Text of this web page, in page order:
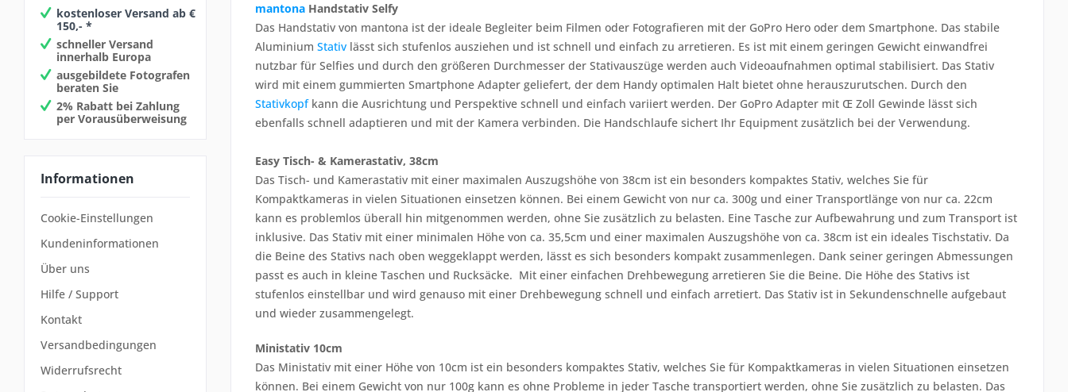
kostenloser Versand ab €
150,- *
schneller Versand
innerhalb Europa
ausgebildete Fotografen
beraten Sie
2% Rabatt bei Zahlung
per Vorausüberweisung
Informationen
Cookie-Einstellungen
Kundeninformationen
Über uns
Hilfe / Support
Kontakt
Versandbedingungen
Widerrufsrecht
mantona Handstativ Selfy
Das Handstativ von mantona ist der ideale Begleiter beim Filmen oder Fotografieren mit der GoPro Hero oder dem Smartphone. Das stabile
Aluminium Stativ lässt sich stufenlos ausziehen und ist schnell und einfach zu arretieren. Es ist mit einem geringen Gewicht einwandfrei
nutzbar für Selfies und durch den größeren Durchmesser der Stativauszüge werden auch Videoaufnahmen optimal stabilisiert. Das Stativ
wird mit einem gummierten Smartphone Adapter geliefert, der dem Handy optimalen Halt bietet ohne herauszurutschen. Durch den
Stativkopfkann die Ausrichtung und Perspektive schnell und einfach variiert werden. Der GoPro Adapter mit Œ Zoll Gewinde lässt sich
ebenfalls schnell adaptieren und mit der Kamera verbinden. Die Handschlaufe sichert Ihr Equipment zusätzlich bei der Verwendung.
Easy Tisch- & Kamerastativ, 38cm
Das Tisch- und Kamerastativ mit einer maximalen Auszugshöhe von 38cm ist ein besonders kompaktes Stativ, welches Sie für
Kompaktkameras in vielen Situationen einsetzen können. Bei einem Gewicht von nur ca. 300g und einer Transportlänge von nur ca. 22cm
kann es problemlos überall hin mitgenommen werden, ohne Sie zusätzlich zu belasten. Eine Tasche zur Aufbewahrung und zum Transport ist
inklusive. Das Stativ mit einer minimalen Höhe von ca. 35,5cm und einer maximalen Auszugshöhe von ca. 38cm ist ein ideales Tischstativ. Da
die Beine des Stativs nach oben weggeklappt werden, lässt es sich besonders kompakt zusammenlegen. Dank seiner geringen Abmessungen
passt es auch in kleine Taschen und Rucksäcke. Mit einer einfachen Drehbewegung arretieren Sie die Beine. Die Höhe des Stativs ist
stufenlos einstellbar und wird genauso mit einer Drehbewegung schnell und einfach arretiert. Das Stativ ist in Sekundenschnelle aufgebaut
und wieder zusammengelegt.
Ministativ 10cm
Das Ministativ mit einer Höhe von 10cm ist ein besonders kompaktes Stativ, welches Sie für Kompaktkameras in vielen Situationen einsetzen
können. Bei einem Gewicht von nur 100g kann es ohne Probleme in jeder Tasche transportiert werden, ohne Sie zusätzlich zu belasten. Das